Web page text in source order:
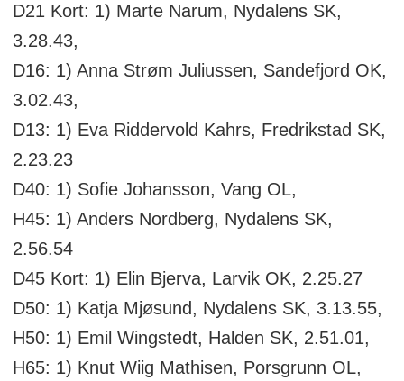
D21 Kort: 1) Marte Narum, Nydalens SK,
3.28.43,
D16: 1) Anna Strøm Juliussen, Sandefjord OK,
3.02.43,
D13: 1) Eva Riddervold Kahrs, Fredrikstad SK,
2.23.23
D40: 1) Sofie Johansson, Vang OL,
H45: 1) Anders Nordberg, Nydalens SK,
2.56.54
D45 Kort: 1) Elin Bjerva, Larvik OK, 2.25.27
D50: 1) Katja Mjøsund, Nydalens SK, 3.13.55,
H50: 1) Emil Wingstedt, Halden SK, 2.51.01,
H65: 1) Knut Wiig Mathisen, Porsgrunn OL,